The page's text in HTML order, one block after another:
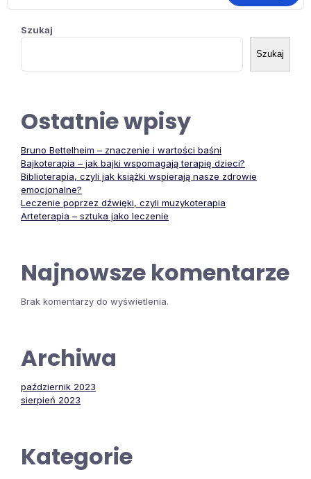
Szukaj
Szukaj
Ostatnie wpisy
Bruno Bettelheim – znaczenie i wartości baśni
Bajkoterapia – jak bajki wspomagają terapię dzieci?
Biblioterapia, czyli jak książki wspierają nasze zdrowie
emocjonalne?
Leczenie poprzez dźwięki, czyli muzykoterapia
Arteterapia – sztuka jako leczenie
Najnowsze komentarze
Brak komentarzy do wyświetlenia.
Archiwa
październik 2023
sierpień 2023
Kategorie